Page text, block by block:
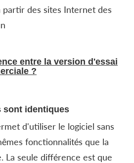
partir des sites Internet des
entre la version d'essai
?
sont identiques
d'utiliser le logiciel sans
fonctionnalités que la
La seule différence est que